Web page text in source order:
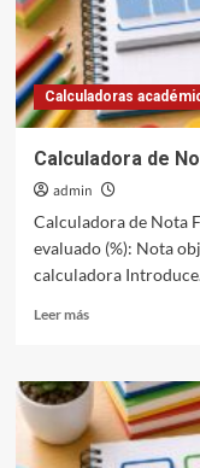
Calculadoras
Calculadora de
admin
Calculadora de Nota
evaluado (%): Nota
calculadora
Leer másLeer
Calculadora
Nota
Final